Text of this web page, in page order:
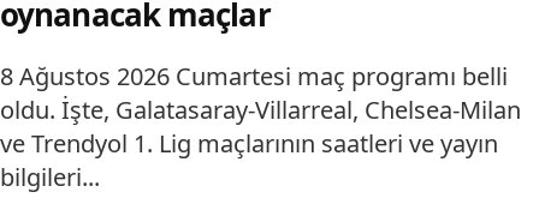
oynanacak maçlar
8 Ağustos 2026 Cumartesi maç programı belli
oldu. İşte, Galatasaray-Villarreal, Chelsea-Milan
ve Trendyol 1. Lig maçlarının saatleri ve yayın
bilgileri...